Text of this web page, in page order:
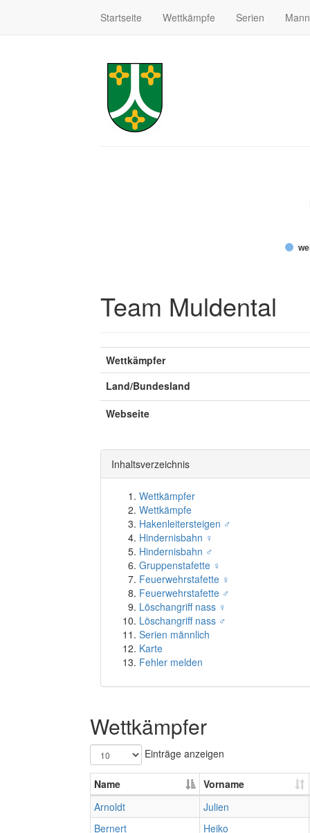
Startseite Wettkämpfe Serien
Team Muldental
Wettkämpfer
Land/Bundesland
Webseite
Inhaltsverzeichnis
Wettkämpfer
Wettkämpfe
Hakenleitersteigen ♂
Hindernisbahn ♀
Hindernisbahn ♂
Gruppenstafette ♀
Feuerwehrstafette ♀
Feuerwehrstafette ♂
Löschangriff nass ♀
Löschangriff nass ♂
Serien männlich
Karte
Fehler melden
Wettkämpfer
Einträge anzeigen
Name
Vorname
Arnoldt
Julien
Bernert
Heiko